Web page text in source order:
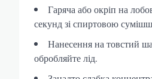
Гаряча або окріп на
секунд зі спиртовою
Нанесення на товстий
обробляйте лід.